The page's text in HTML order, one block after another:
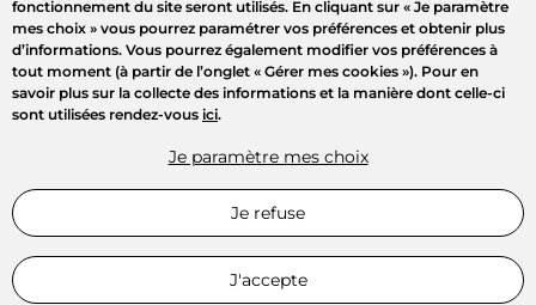
fonctionnement du site seront utilisés. En cliquant sur « Je paramètre
mes choix » vous pourrez paramétrer vos préférences et obtenir plus
d’informations. Vous pourrez également modifier vos préférences à
tout moment (à partir de l’onglet « Gérer mes cookies »). Pour en
savoir plus sur la collecte des informations et la manière dont celle-ci
sont utilisées rendez-vous ici.
Je paramètre mes choix
Je refuse
J'accepte